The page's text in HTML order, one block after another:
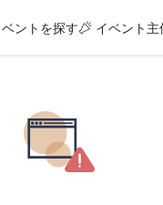
ントを探す イベント主